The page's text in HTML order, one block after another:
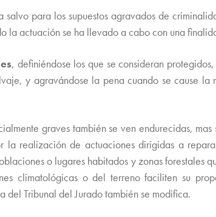
salvo para los supuestos agravados de
la actuación se ha llevado a cabo con una
, definiéndose los que se consideran
y agravándose la pena cuando se cause
graves también se ven endurecidas,
realización de actuaciones dirigidas a
o lugares habitados y zonas
climatológicas o del terreno faciliten su
del Tribunal del Jurado también se modifica.